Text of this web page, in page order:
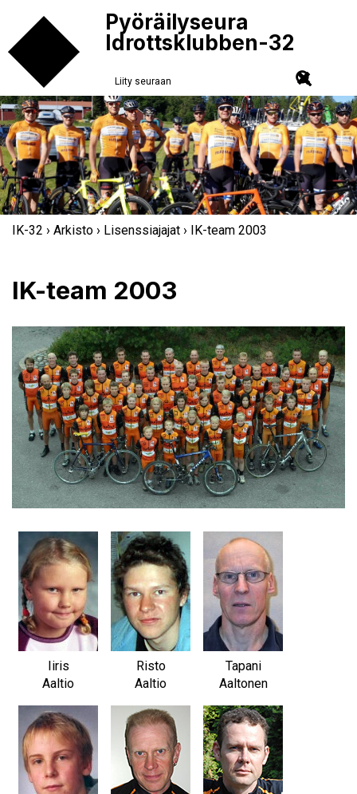
Pyöräilyseura
Idrottsklubben-32
Liity seuraan
IK-32 › Arkisto › Lisenssiajajat › IK-team 2003
IK-team 2003
Iiris
Aaltio
Risto
Aaltio
Tapani
Aaltonen